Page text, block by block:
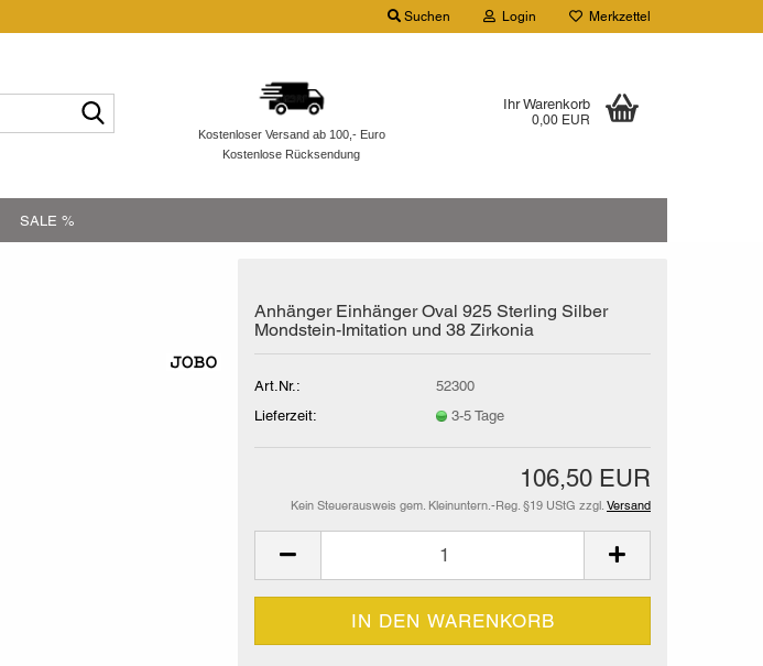
Suchen Login Merkzettel
Kostenloser Versand ab 100,- Euro
Kostenlose Rücksendung
Ihr Warenkorb
0,00 EUR
SALE %
Anhänger Einhänger Oval 925 Sterling Silber
Mondstein-Imitation und 38 Zirkonia
Art.Nr.:
52300
Lieferzeit:
3-5 Tage
106,50 EUR
Kein Steuerausweis gem. Kleinuntern.-Reg. §19 UStG zzgl. Versand